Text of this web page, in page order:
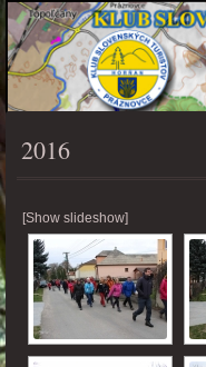
2016
[Show slideshow]